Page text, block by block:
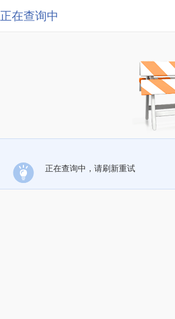
正在查询中
正在查询中，请刷新重试